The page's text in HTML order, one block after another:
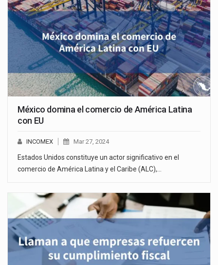
México domina el comercio de América Latina
con EU
INCOMEX Mar 27, 2024
Estados Unidos constituye un actor significativo en el
comercio de América Latina y el Caribe (ALC),…